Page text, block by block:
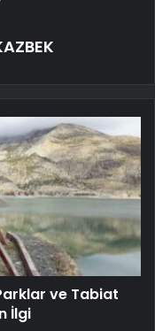
ve Tabiat
İlgi